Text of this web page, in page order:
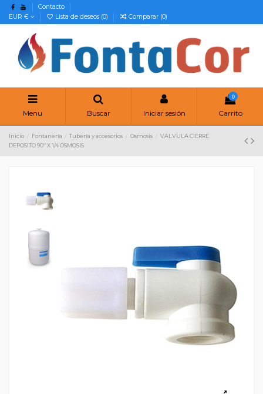
Contacto
EUR €
Lista de deseos (0) Comparar (0)
Menu Buscar Iniciar sesión
0
Carrito
Inicio Fontanería Tubería y accesorios Osmosis
VALVULA CIERRE
DEPOSITO 90º X 1/4 OSMOSIS